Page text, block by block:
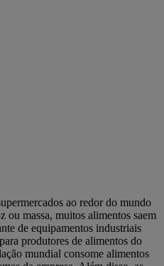
ao redor do mundo
ou massa, muitos alimentos saem
de equipamentos industriais
produtores de alimentos do
mundial consome alimentos